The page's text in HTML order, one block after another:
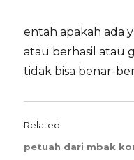
entah apakah ada
atau berhasil atau
tidak bisa benar-
Related
petuah dari mbak